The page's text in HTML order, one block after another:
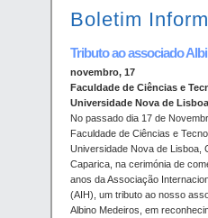
Boletim
Tributo ao associado
novembro, 17
Faculdade de Ciências e
Universidade Nova de Lisboa
No passado dia 17 de
Faculdade de Ciências e
Universidade Nova de Lisboa,
Caparica, na cerimónia de
anos da Associação
(AIH), um tributo ao nosso
Albino Medeiros, em